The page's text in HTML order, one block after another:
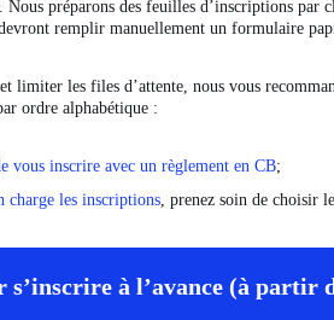
Nous préparons des feuilles d’inscriptions
remplir manuellement un formulaire
limiter les files d’attente, nous vous
ordre alphabétique :
vous inscrire avec un règlement en CB;
charge les inscriptions , prenez soin de choisir
s’inscrire à l’avance (à partir